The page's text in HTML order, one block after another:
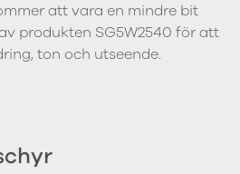
att vara en mindre bit
produkten SG5W2540 för att
ton och utseende.